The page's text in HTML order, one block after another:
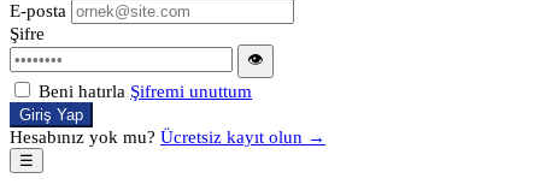
E-posta
Şifre
👁
Beni hatırla Şifremi unuttum
Giriş Yap
Hesabınız yok mu? Ücretsiz kayıt olun →
☰